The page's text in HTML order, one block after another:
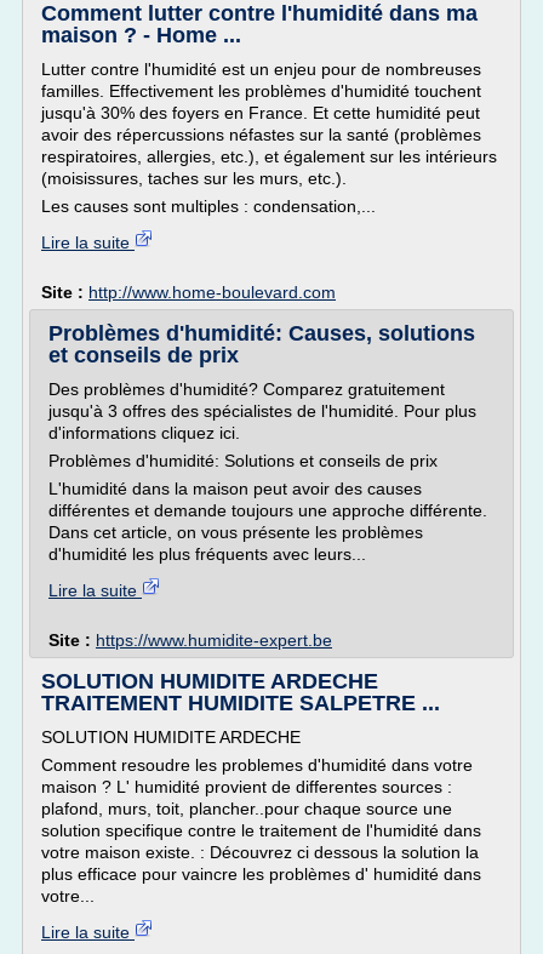
Comment lutter contre l'humidité dans ma
maison ? - Home ...
Lutter contre l'humidité est un enjeu pour de nombreuses
familles. Effectivement les problèmes d'humidité touchent
jusqu'à 30% des foyers en France. Et cette humidité peut
avoir des répercussions néfastes sur la santé (problèmes
respiratoires, allergies, etc.), et également sur les intérieurs
(moisissures, taches sur les murs, etc.).
Les causes sont multiples : condensation,...
Lire la suite
Site : http://www.home-boulevard.com
Problèmes d'humidité: Causes, solutions
et conseils de prix
Des problèmes d'humidité? Comparez gratuitement
jusqu'à 3 offres des spécialistes de l'humidité. Pour plus
d'informations cliquez ici.
Problèmes d'humidité: Solutions et conseils de prix
L'humidité dans la maison peut avoir des causes
différentes et demande toujours une approche différente.
Dans cet article, on vous présente les problèmes
d'humidité les plus fréquents avec leurs...
Lire la suite
Site : https://www.humidite-expert.be
SOLUTION HUMIDITE ARDECHE
TRAITEMENT HUMIDITE SALPETRE ...
SOLUTION HUMIDITE ARDECHE
Comment resoudre les problemes d'humidité dans votre
maison ? L' humidité provient de differentes sources :
plafond, murs, toit, plancher..pour chaque source une
solution specifique contre le traitement de l'humidité dans
votre maison existe. : Découvrez ci dessous la solution la
plus efficace pour vaincre les problèmes d' humidité dans
votre...
Lire la suite